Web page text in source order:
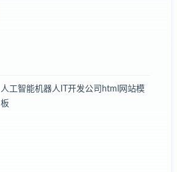
人工智能机器人IT开发公司html网站模
板